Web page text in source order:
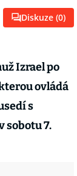
Diskuze (0)
Izrael po
ovládá
s
sobotu 7.